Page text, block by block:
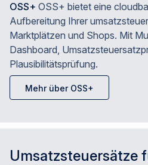
OSS+ OSS+ bietet eine
Aufbereitung Ihrer
Marktplätzen und Shops. Mit
Dashboard,
Plausibilitätsprüfung.
Mehr über OSS+
Umsatzsteuersätze